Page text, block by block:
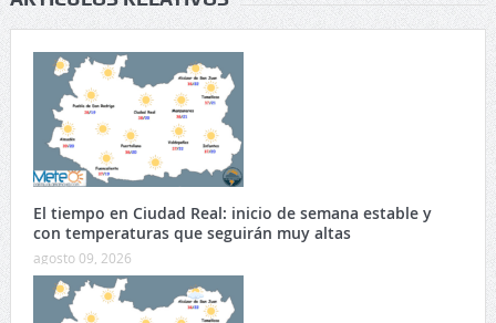
El tiempo en Ciudad Real: inicio de semana estable y
con temperaturas que seguirán muy altas
agosto 09, 2026